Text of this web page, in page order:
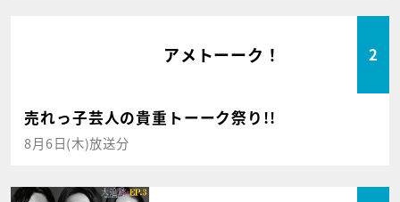
アメトーーク！ 2
売れっ子芸人の貴重トーーク祭り!!
8月6日(木)放送分